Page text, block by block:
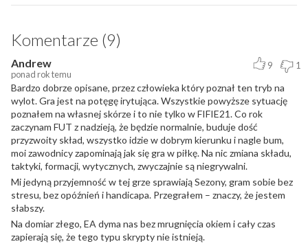
Komentarze (9)
Andrew
ponad rok temu
9 1
Bardzo dobrze opisane, przez człowieka który poznał ten tryb na
wylot. Gra jest na potęgę irytująca. Wszystkie powyższe sytuację
poznałem na własnej skórze i to nie tylko w FIFIE21. Co rok
zaczynam FUT z nadzieją, że będzie normalnie, buduje dość
przyzwoity skład, wszystko idzie w dobrym kierunku i nagle bum,
moi zawodnicy zapominają jak się gra w piłkę. Na nic zmiana składu,
taktyki, formacji, wytycznych, zwyczajnie są niegrywalni.
Mi jedyną przyjemność w tej grze sprawiają Sezony, gram sobie bez
stresu, bez opóźnień i handicapa. Przegrałem – znaczy, że jestem
słabszy.
Na domiar złego, EA dyma nas bez mrugnięcia okiem i cały czas
zapierają się, że tego typu skrypty nie istnieją.